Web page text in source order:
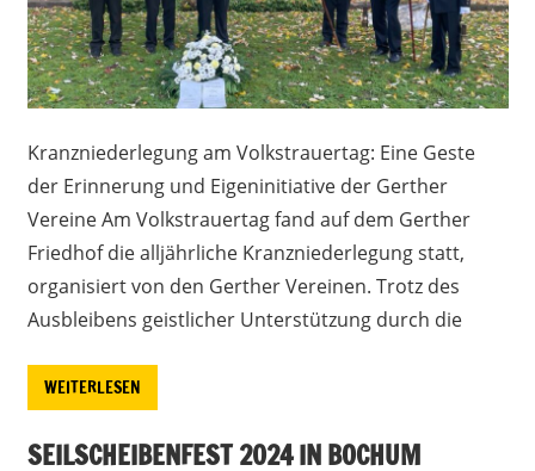
Kranzniederlegung am Volkstrauertag: Eine Geste
der Erinnerung und Eigeninitiative der Gerther
Vereine Am Volkstrauertag fand auf dem Gerther
Friedhof die alljährliche Kranzniederlegung statt,
organisiert von den Gerther Vereinen. Trotz des
Ausbleibens geistlicher Unterstützung durch die
WEITERLESEN
SEILSCHEIBENFEST 2024 IN BOCHUM